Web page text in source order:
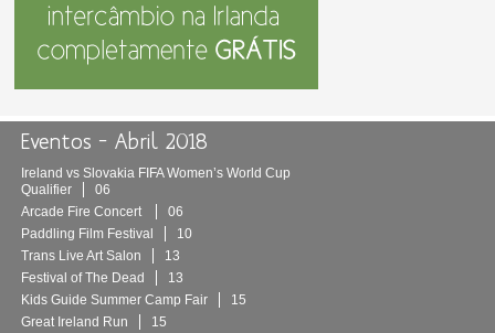
Eventos – Abril 2018
Ireland vs Slovakia FIFA Women’s World Cup
Qualifier
06
Arcade Fire Concert
06
Paddling Film Festival
10
Trans Live Art Salon
13
Festival of The Dead
13
Kids Guide Summer Camp Fair
15
Great Ireland Run
15